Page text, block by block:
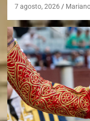
7 agosto, 2026